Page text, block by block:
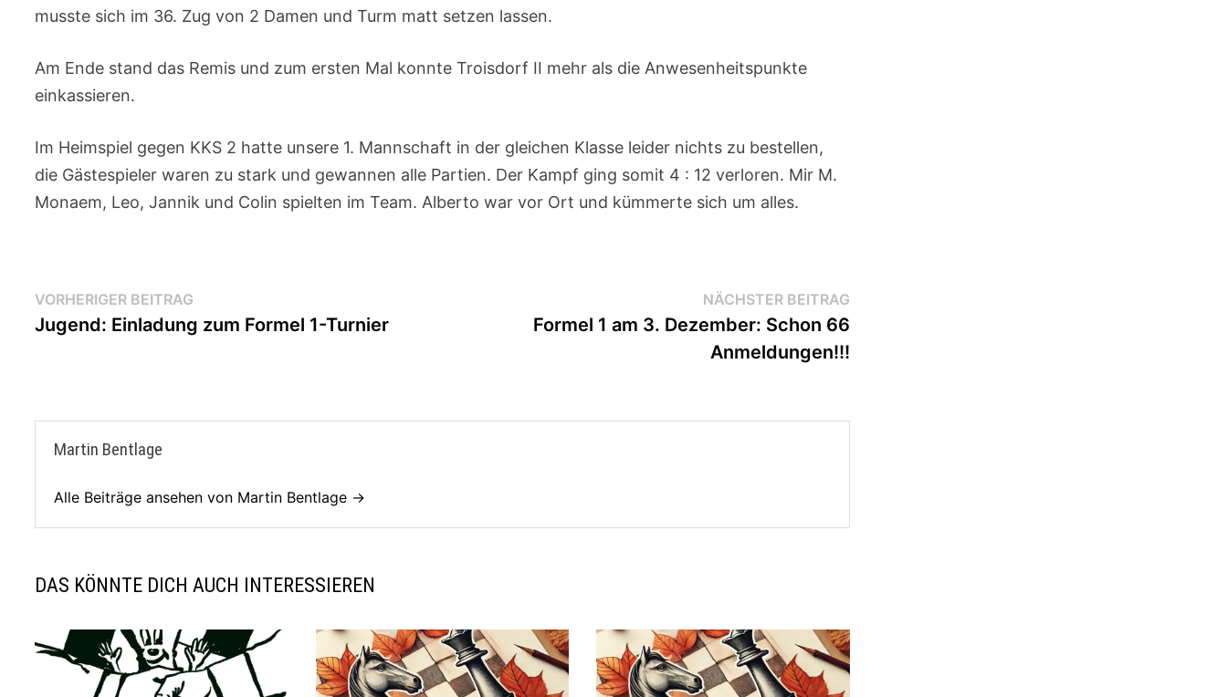
musste sich im 36. Zug von 2 Damen und Turm matt setzen lassen.
Am Ende stand das Remis und zum ersten Mal konnte Troisdorf II mehr als die Anwesenheitspunkte
einkassieren.
Im Heimspiel gegen KKS 2 hatte unsere 1. Mannschaft in der gleichen Klasse leider nichts zu bestellen,
die Gästespieler waren zu stark und gewannen alle Partien. Der Kampf ging somit 4 : 12 verloren. Mir M.
Monaem, Leo, Jannik und Colin spielten im Team. Alberto war vor Ort und kümmerte sich um alles.
Beitragsnavigation
VORHERIGER BEITRAG
Beitrag:
Jugend: Einladung zum Formel 1-Turnier
NÄCHSTER BEITRAGNächster
Beitrag:
Formel 1 am 3. Dezember: Schon 66
Anmeldungen!!!
Martin Bentlage
Alle Beiträge ansehen von Martin Bentlage →
DAS KÖNNTE DICH AUCH INTERESSIEREN